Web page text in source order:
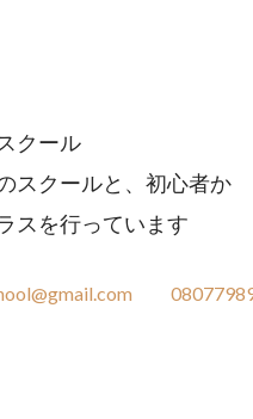
クール
スクールと、初心者か
スを行っています